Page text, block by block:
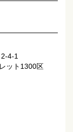
4-1
ット1300区